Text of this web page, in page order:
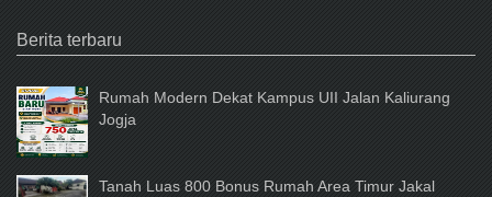
Berita terbaru
Rumah Modern Dekat Kampus UII Jalan Kaliurang
Jogja
Tanah Luas 800 Bonus Rumah Area Timur Jakal